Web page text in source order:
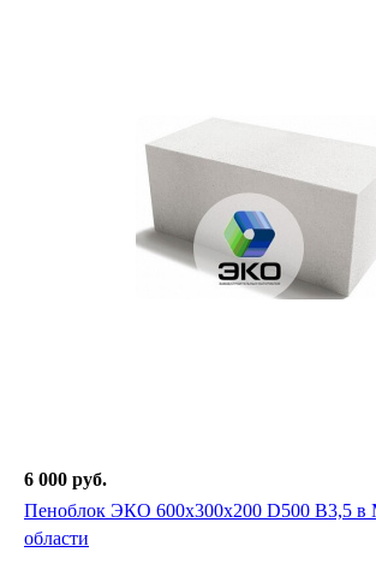
6 000 руб.
Пеноблок ЭКО 600х300х200 D500 В3,5 в
области